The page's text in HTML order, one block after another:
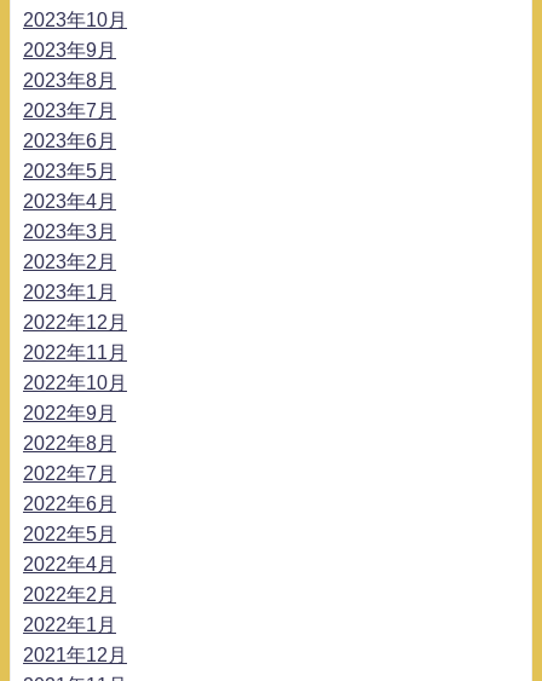
2023年10月
2023年9月
2023年8月
2023年7月
2023年6月
2023年5月
2023年4月
2023年3月
2023年2月
2023年1月
2022年12月
2022年11月
2022年10月
2022年9月
2022年8月
2022年7月
2022年6月
2022年5月
2022年4月
2022年2月
2022年1月
2021年12月